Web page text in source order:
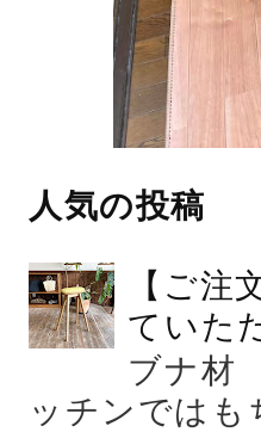
人気の投稿
【ご
ていた
ブナ材
ッチンでは